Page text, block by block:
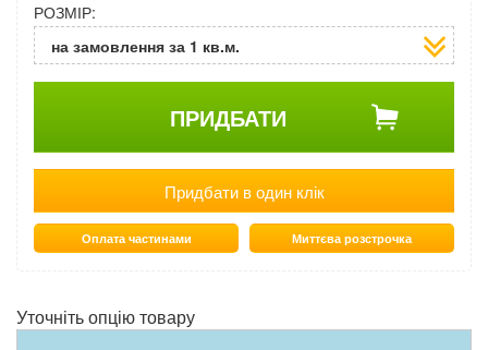
РОЗМІР:
на замовлення за 1 кв.м.
ПРИДБАТИ
Придбати в один клік
Оплата частинами Миттєва розстрочка
Уточніть опцію товару